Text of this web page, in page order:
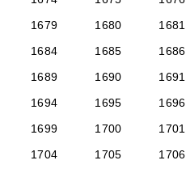
1679
1680 1681
1684
1685 1686
1689
1690 1691
1694
1695 1696
1699
1700 1701
1704
1705 1706